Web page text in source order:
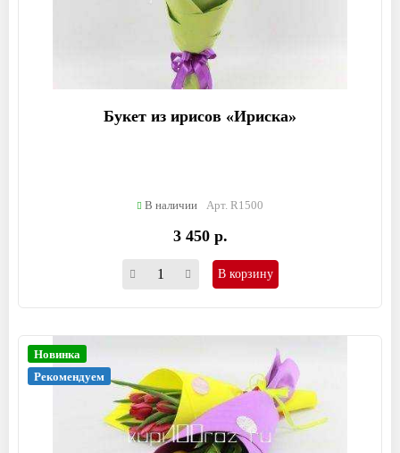
Букет из ирисов «Ириска»
В наличии Арт. R1500
3 450 р.
В корзину
Новинка
Рекомендуем